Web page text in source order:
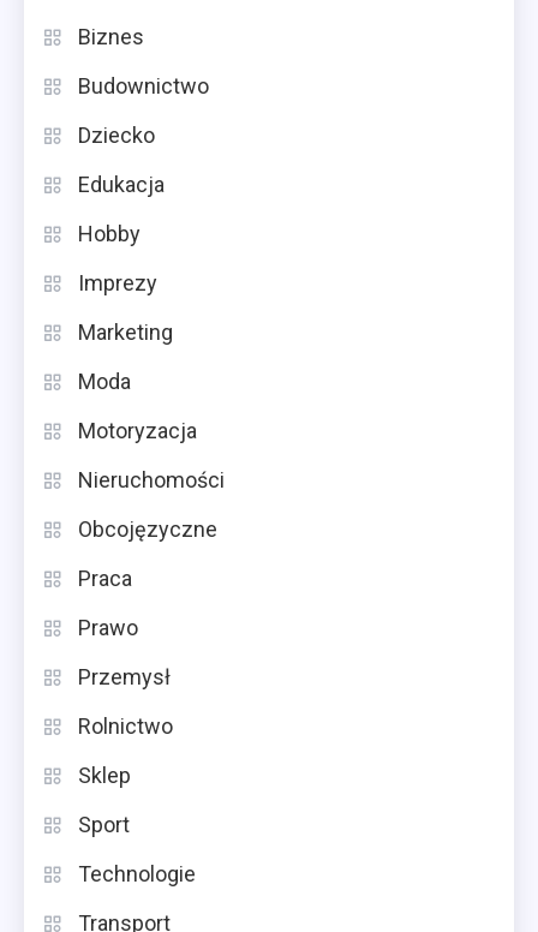
Biznes
Budownictwo
Dziecko
Edukacja
Hobby
Imprezy
Marketing
Moda
Motoryzacja
Nieruchomości
Obcojęzyczne
Praca
Prawo
Przemysł
Rolnictwo
Sklep
Sport
Technologie
Transport